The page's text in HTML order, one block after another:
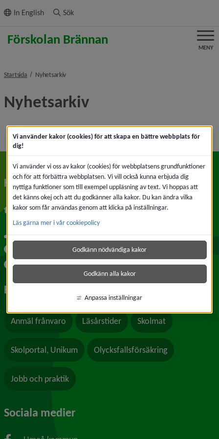
innehållet
In English Sök
MENY
Startsida Nyhetsarkivnivå i brödsmulenavigeringen
Nyhetsarkiv
Kontakt
Innertavle 23
090-16 27 23
www.umea.se/forskolanbrannan
Hitta snabbt
Anmäl frånvaro Läsårstider Skolmat
Skolportal, Unikum Olycksfallsförsäkring
Jobb och praktik
Sociala medier
Vi använder kakor (cookies) för att skapa en bättre webbplats för
dig!
Vi använder vi oss av kakor (cookies) för webbplatsens grundfunktioner
och för att förbättra webbplatsen. Vi vill också kunna erbjuda dig
nyttiga funktioner som till exempel uppläsning av text. Vi hoppas att
det känns okej och att du godkänner alla kakor. Du kan ändra vilka
kakor som får användas genom att klicka på inställningar.
Läs gärna mer i vår cookiepolicy
Godkänn nödvändiga kakor
Godkänn alla kakor
Anpassa inställningar